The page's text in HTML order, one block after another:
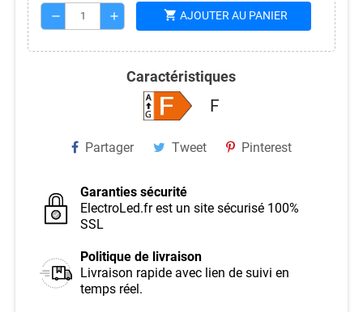
remove add shopping_cart AJOUTER AU PANIER
Caractéristiques
F
Partager Tweet Pinterest
Garanties sécurité
ElectroLed.fr est un site sécurisé 100%
SSL
Politique de livraison
Livraison rapide avec lien de suivi en
temps réel.